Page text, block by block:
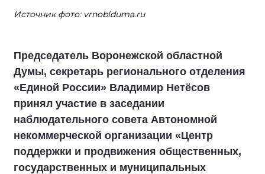
Источник фото: vrnoblduma.ru
Председатель Воронежской областной
Думы, секретарь регионального отделения
«Единой России» Владимир Нетёсов
принял участие в заседании
наблюдательного совета Автономной
некоммерческой организации «Центр
поддержки и продвижения общественных,
государственных и муниципальных